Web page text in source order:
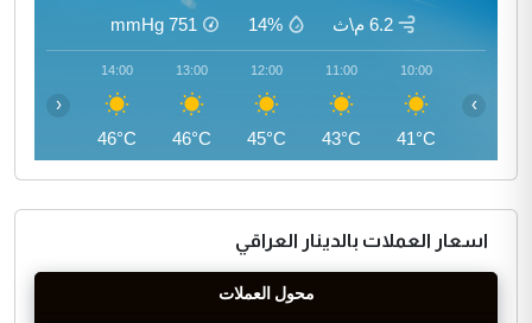
6.2 م\ث 14%
751
mmHg
10:00
41°C
11:00
43°C
12:00
45°C
13:00
46°C
14:00
46°C
‹ ›
اسعار العملات بالدينار العراقي